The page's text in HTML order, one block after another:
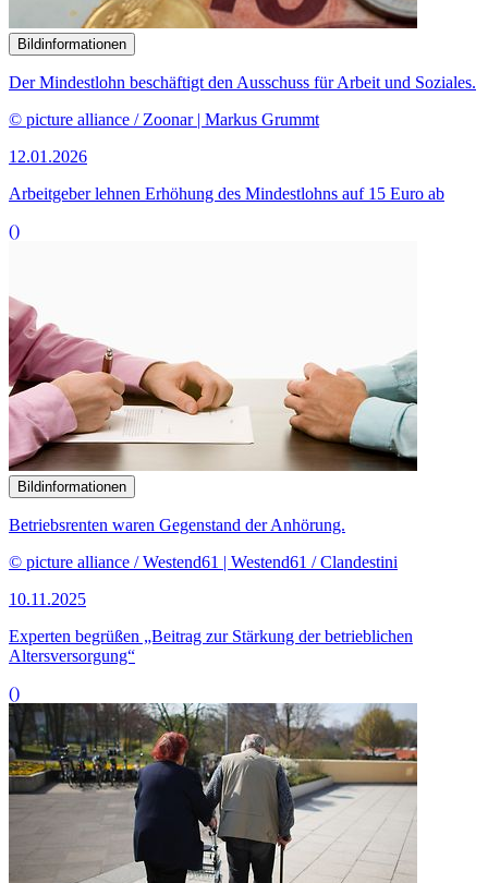
Bildinformationen
Der Mindestlohn beschäftigt den Ausschuss für Arbeit und Soziales.
© picture alliance / Zoonar | Markus Grummt
12.01.2026
Arbeitgeber lehnen Erhöhung des Mindestlohns auf 15 Euro ab
()
Bildinformationen
Betriebsrenten waren Gegenstand der Anhörung.
© picture alliance / Westend61 | Westend61 / Clandestini
10.11.2025
Experten begrüßen „Beitrag zur Stärkung der betrieblichen
Altersversorgung“
()